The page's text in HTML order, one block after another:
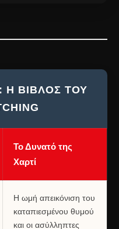
Η ΒΊΒΛΟΣ ΤΟΥ
Το Δυνατό της
Χαρτί
Η ωμή απεικόνιση του
καταπιεσμένου θυμού
και οι ασύλληπτες